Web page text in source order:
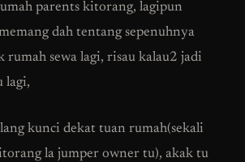
parents kitorang, lagipun
dah tentang sepenuhnya
sewa lagi, risau kalau2 jadi
lagi,
kunci dekat tuan rumah(sekali
la jumper owner tu), akak tu